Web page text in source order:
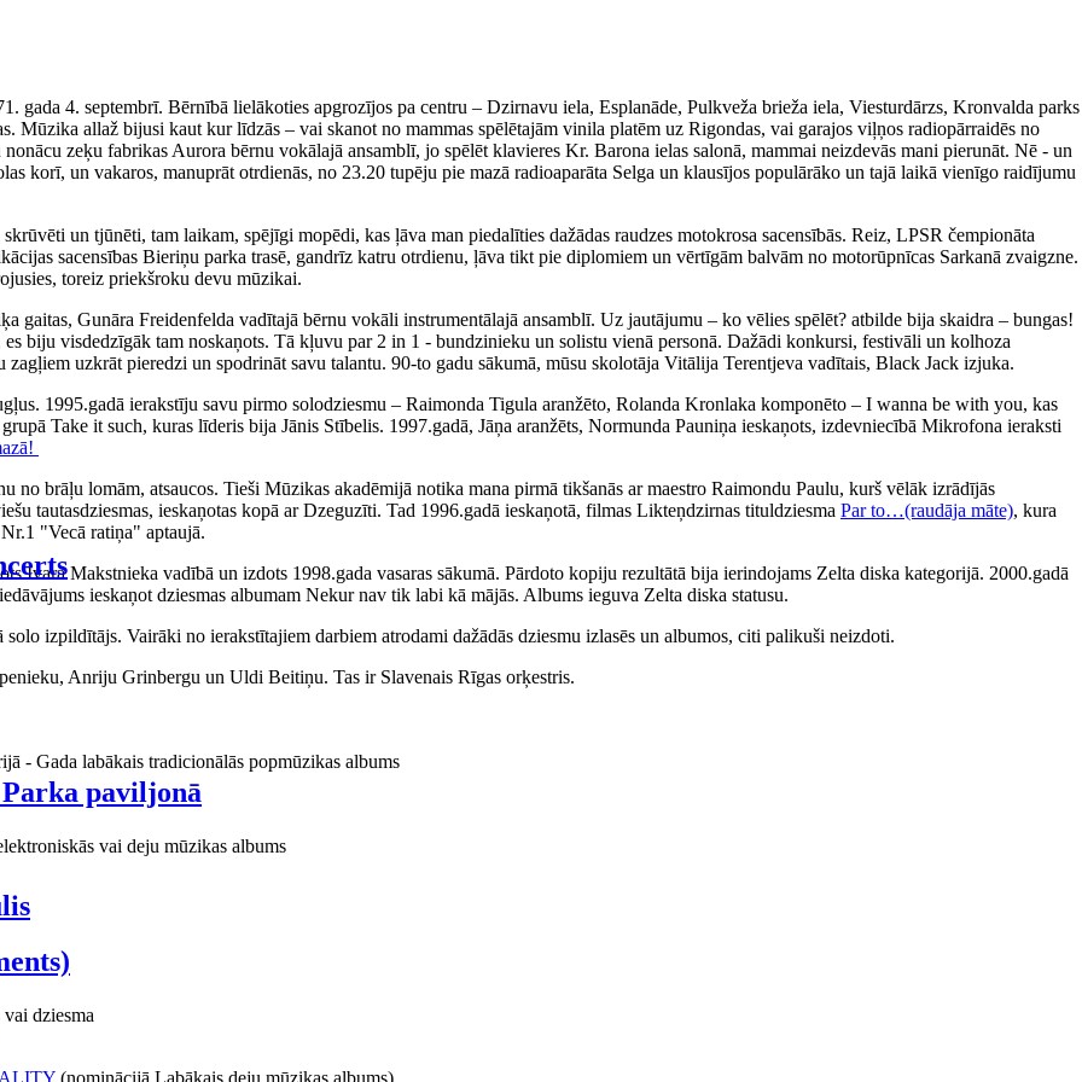
paviljonā
gada 4. septembrī. Bērnībā lielākoties apgrozījos pa centru – Dzirnavu iela, Esplanāde, Pulkveža brieža iela, Viesturdārzs, Kronvalda parks
Mūzika allaž bijusi kaut kur līdzās – vai skanot no mammas spēlētajām vinila platēm uz Rigondas, vai garajos viļņos radiopārraidēs no
zeķu fabrikas Aurora bērnu vokālajā ansamblī, jo spēlēt klavieres Kr. Barona ielas salonā, mammai neizdevās mani pierunāt. Nē - un
korī, un vakaros, manuprāt otrdienās, no 23.20 tupēju pie mazā radioaparāta Selga un klausījos populārāko un tajā laikā vienīgo raidījumu
un tjūnēti, tam laikam, spējīgi mopēdi, kas ļāva man piedalīties dažādas raudzes motokrosa sacensībās. Reiz, LPSR čempionāta
sacensības Bieriņu parka trasē, gandrīz katru otrdienu, ļāva tikt pie diplomiem un vērtīgām balvām no motorūpnīcas Sarkanā zvaigzne.
toreiz priekšroku devu mūzikai.
gaitas, Gunāra Freidenfelda vadītajā bērnu vokāli instrumentālajā ansamblī. Uz jautājumu – ko vēlies spēlēt? atbilde bija skaidra – bungas!
biju visdedzīgāk tam noskaņots. Tā kļuvu par 2 in 1 - bundzinieku un solistu vienā personā. Dažādi konkursi, festivāli un kolhoza
uzkrāt pieredzi un spodrināt savu talantu. 90-to gadu sākumā, mūsu skolotāja Vitālija Terentjeva vadītais, Black Jack izjuka.
1995.gadā ierakstīju savu pirmo solodziesmu – Raimonda Tigula aranžēto, Rolanda Kronlaka komponēto – I wanna be with you, kas
Take it such, kuras līderis bija Jānis Stībelis. 1997.gadā, Jāņa aranžēts, Normunda Pauniņa ieskaņots, izdevniecībā Mikrofona ieraksti
brāļu lomām, atsaucos. Tieši Mūzikas akadēmijā notika mana pirmā tikšanās ar maestro Raimondu Paulu, kurš vēlāk izrādījās
tautasdziesmas, ieskaņotas kopā ar Dzeguzīti. Tad 1996.gadā ieskaņotā, filmas Likteņdzirnas tituldziesma Par to…(raudāja māte), kura
"Vecā ratiņa" aptaujā.
Ivara Makstnieka vadībā un izdots 1998.gada vasaras sākumā. Pārdoto kopiju rezultātā bija ierindojams Zelta diska kategorijā. 2000.gadā
ieskaņot dziesmas albumam Nekur nav tik labi kā mājās. Albums ieguva Zelta diska statusu.
izpildītājs. Vairāki no ierakstītajiem darbiem atrodami dažādās dziesmu izlasēs un albumos, citi palikuši neizdoti.
Anriju Grinbergu un Uldi Beitiņu. Tas ir Slavenais Rīgas orķestris.
- Gada labākais tradicionālās popmūzikas albums
vai deju mūzikas albums
dziesma
(nominācijā Labākais deju mūzikas albums)